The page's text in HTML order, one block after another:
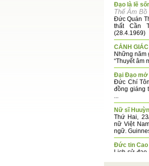
Đạo là lẽ
Thế Âm Bồ
Đức Quán
thất Cần
(28.4.1969)
CẢNH
Những năm
“Thuyết âm
Đại Đạo mở
Đức Chí
đồng giáng
...
Nữ sĩ
Thứ Hai,
nữ Việt
ngữ.
Đức tin
Lịch sử